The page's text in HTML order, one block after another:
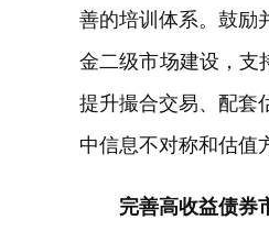
善的培训体系。鼓励
金二级市场建设，支
提升撮合交易、配套
中信息不对称和估值
完善高收益债券